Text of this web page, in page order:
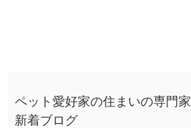
ペット愛好家の住まいの専門家
新着ブログ